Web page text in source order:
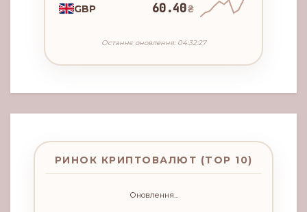
GBP 60.40₴
Останнє оновлення: 04:32:27
РИНОК КРИПТОВАЛЮТ (TOP 10)
Оновлення...